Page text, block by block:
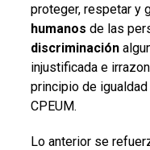
proteger, respetar y
humanos de las
discriminación
injustificada e
principio de
CPEUM.
Lo anterior se